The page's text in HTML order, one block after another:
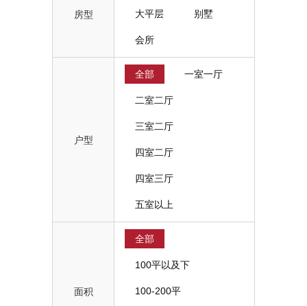
房型 大平层 别墅
会所
户型
全部 一室一厅
二室二厅
三室二厅
四室二厅
四室三厅
五室以上
面积
全部
100平以及下
100-200平